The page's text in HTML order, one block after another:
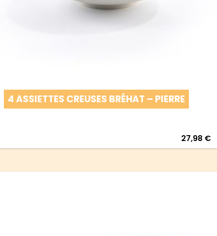
4 ASSIETTES CREUSES BRÉHAT – PIERRE
27,98 €